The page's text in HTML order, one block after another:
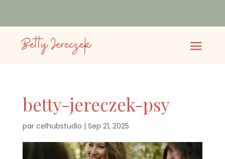
betty-jereczek-psy
par celhubstudio | Sep 21, 2025